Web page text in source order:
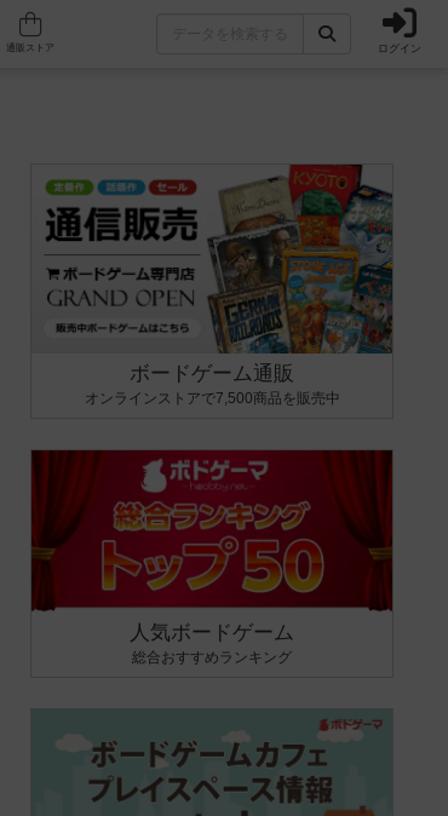
人気ボードゲーム ログイン
ボードゲーム通販
オンラインストアで7,500商品を販売中
人気ボードゲーム
総合おすすめランキング